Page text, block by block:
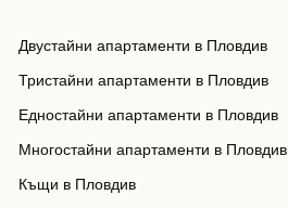
Двустайни апартаменти в Пловдив
Тристайни апартаменти в Пловдив
Едностайни апартаменти в Пловдив
Многостайни апартаменти в Пловдив
Къщи в Пловдив